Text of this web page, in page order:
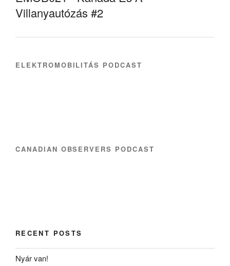
Villanyautózás #2
ELEKTROMOBILITÁS PODCAST
CANADIAN OBSERVERS PODCAST
RECENT POSTS
Nyár van!